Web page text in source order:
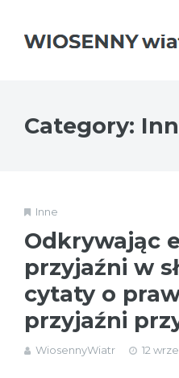
Category:
Inne
Odkrywając
przyjaźni w
cytaty o
przyjaźni
WiosennyWiatr 12